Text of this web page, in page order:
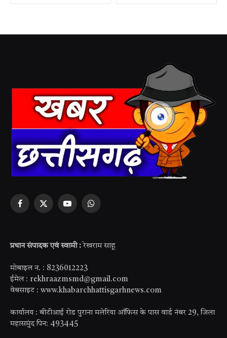
Facebook
X
YouTubeWhatsApp
प्रधान संपादक एवं स्वामी : रेखराम साहू
मोबाइल न. : 8236012223
ईमेल : rekhraazmsmd@gmail.com
वेबसाइट : www.khabarchhattisgarhnews.com
कार्यालय : बीटीआई रोड पुराना मलेरिया ऑफिस के पास वार्ड नंबर 29, जिला
महासमुंद पिन: 493445